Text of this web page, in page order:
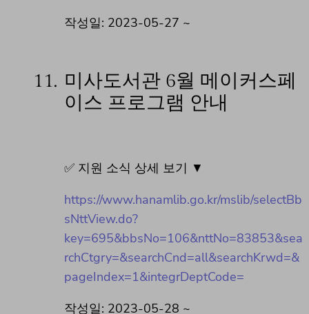
작성일: 2023-05-27 ~
11. 미사도서관 6월 메이커스페
이스 프로그램 안내
✅ 지원 소식 상세 보기 ▼
https://www.hanamlib.go.kr/mslib/selectBb
sNttView.do?
key=695&bbsNo=106&nttNo=83853&sea
rchCtgry=&searchCnd=all&searchKrwd=&
pageIndex=1&integrDeptCode=
작성일: 2023-05-28 ~